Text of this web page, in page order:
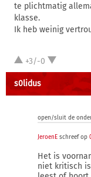
te plichtmatig
klasse.
Ik heb weinig
+3/-0
s0lidus
open/sluit de
JeroenE schreef op
Het is
niet kritisch